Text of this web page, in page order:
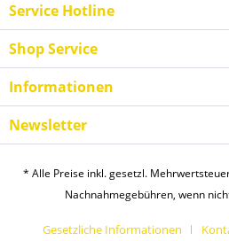
Service Hotline
Shop Service
Informationen
Newsletter
* Alle Preise inkl. gesetzl.
Nachnahmegebühren, wenn
Gesetzliche Informationen